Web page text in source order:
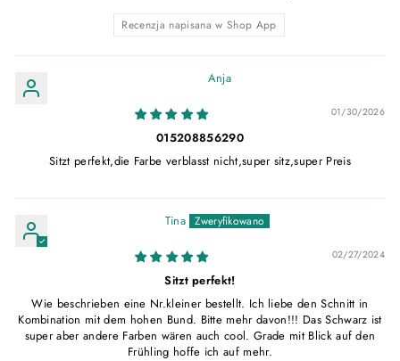
Recenzja napisana w Shop App
Anja
01/30/2026
015208856290
Sitzt perfekt,die Farbe verblasst nicht,super sitz,super Preis
Tina
02/27/2024
Sitzt perfekt!
Wie beschrieben eine Nr.kleiner bestellt. Ich liebe den Schnitt in
Kombination mit dem hohen Bund. Bitte mehr davon!!! Das Schwarz ist
super aber andere Farben wären auch cool. Grade mit Blick auf den
Frühling hoffe ich auf mehr.